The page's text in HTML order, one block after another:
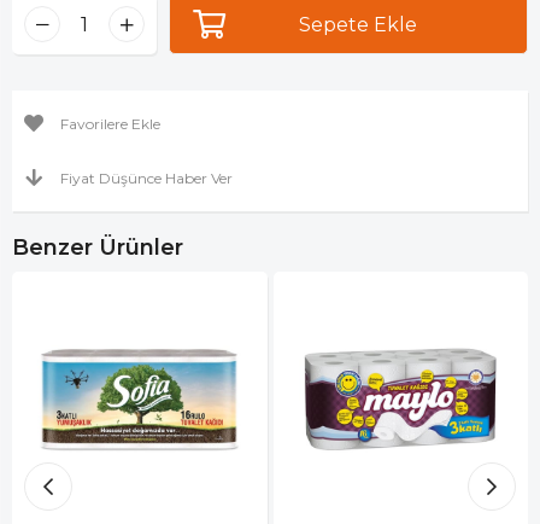
Favorilere Ekle
Fiyat Düşünce Haber Ver
Benzer Ürünler